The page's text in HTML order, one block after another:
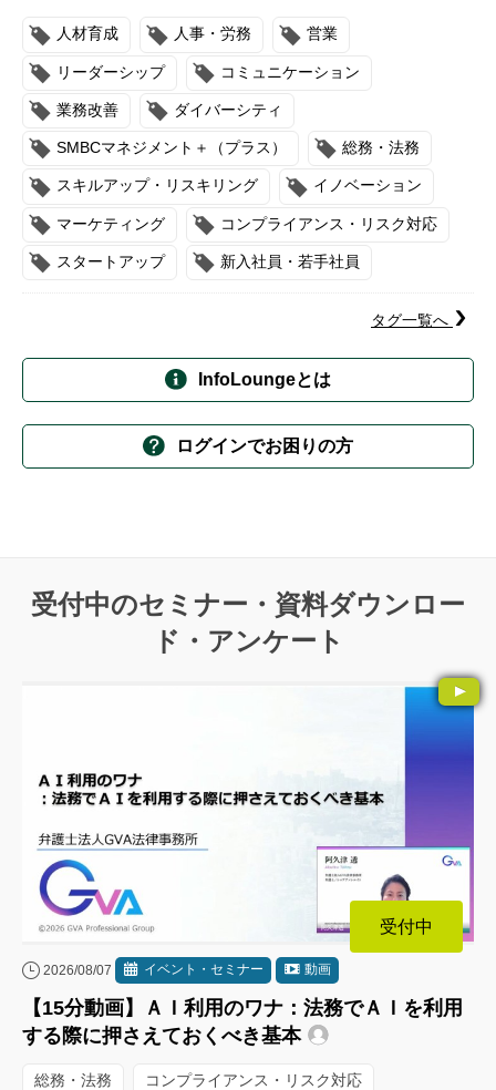
人材育成 人事・労務 営業
リーダーシップ コミュニケーション
業務改善 ダイバーシティ
SMBCマネジメント＋（プラス） 総務・法務
スキルアップ・リスキリング イノベーション
マーケティング コンプライアンス・リスク対応
スタートアップ 新入社員・若手社員
タグ一覧へ
InfoLoungeとは
ログインでお困りの方
受付中のセミナー・資料ダウンロー
ド・アンケート
受付中
2026/08/07 イベント・セミナー 動画
【15分動画】ＡＩ利用のワナ：法務でＡＩを利用
する際に押さえておくべき基本
総務・法務 コンプライアンス・リスク対応